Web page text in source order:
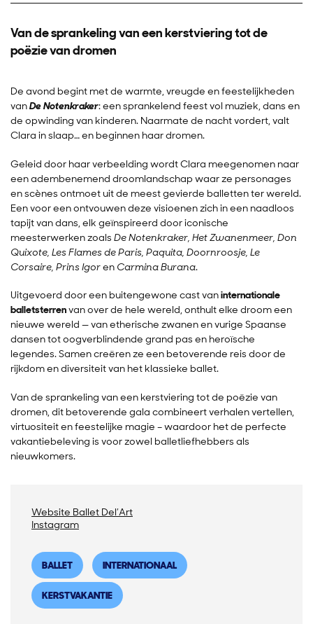
Van de sprankeling van een kerstviering tot de
poëzie van dromen
De avond begint met de warmte, vreugde en feestelijkheden
vanDe Notenkraker: een sprankelend feest vol muziek, dans en
de opwinding van kinderen. Naarmate de nacht vordert, valt
Clara in slaap… en beginnen haar dromen.
Geleid door haar verbeelding wordt Clara meegenomen naar
een adembenemend droomlandschap waar ze personages
en scènes ontmoet uit de meest gevierde balletten ter wereld.
Een voor een ontvouwen deze visioenen zich in een naadloos
tapijt van dans, elk geïnspireerd door iconische
meesterwerken zoals De Notenkraker, Het Zwanenmeer, Don
Quixote, Les Flames de Paris, Paquita, Doornroosje, Le
Corsaire, Prins Igoren Carmina Burana.
Uitgevoerd door een buitengewone cast vaninternationale
balletsterrenvan over de hele wereld, onthult elke droom een ​​
nieuwe wereld — van etherische zwanen en vurige Spaanse
dansen tot oogverblindende grand pas en heroïsche
legendes. Samen creëren ze een betoverende reis door de
rijkdom en diversiteit van het klassieke ballet.
Van de sprankeling van een kerstviering tot de poëzie van
dromen, dit betoverende gala combineert verhalen vertellen,
virtuositeit en feestelijke magie – waardoor het de perfecte
vakantiebeleving is voor zowel balletliefhebbers als
nieuwkomers.
Website Ballet Del’Art
Instagram
BALLET INTERNATIONAAL
KERSTVAKANTIE